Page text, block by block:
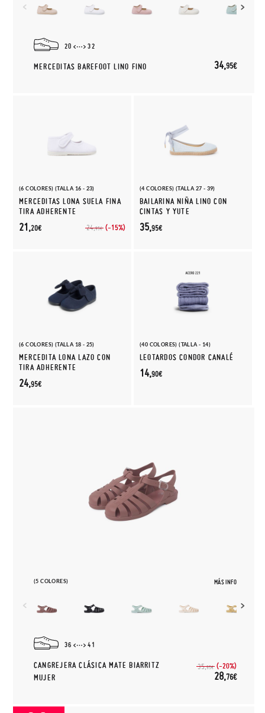
20 32
MERCEDITAS BAREFOOT LINO FINO 34,95€
(6 COLORES) (TALLA 16 - 23)
MERCEDITAS LONA SUELA FINA
TIRA ADHERENTE
24,95€ (-15%)
21,20€
(4 COLORES) (TALLA 27 - 39)
BAILARINA NIÑA LINO CON
CINTAS Y YUTE
35,95€
(6 COLORES) (TALLA 18 - 25)
MERCEDITA LONA LAZO CON
TIRA ADHERENTE
24,95€
(40 COLORES) (TALLA - 14)
LEOTARDOS CONDOR CANALÉ
14,90€
(5 COLORES) MÁS INFO
36 41
CANGREJERA CLÁSICA MATE BIARRITZ
MUJER
35,95€ (-20%)
28,76€